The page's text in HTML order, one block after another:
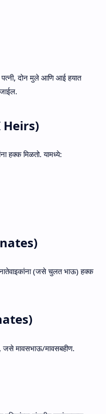
पत्नी, दोन मुले आणि आई हयात
Heirs)
हक्क मिळतो. यामध्ये:
(जसे चुलत भाऊ) हक्क
जसे मावसभाऊ/मावसबहीण.